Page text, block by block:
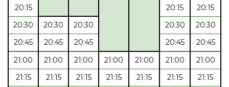
20:15
20:15
20:15
20:30
20:30 20:30 20:30
20:30
20:45
20:45 20:45 20:45
20:45
21:00
21:00 21:00 21:00 21:00 21:00
21:00
21:15
21:15 21:15 21:15 21:15 21:15
21:15